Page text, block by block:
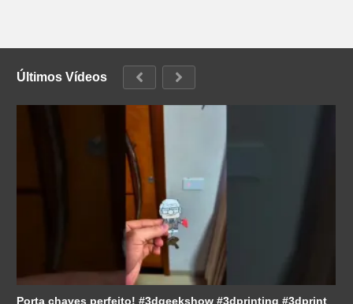
Últimos Vídeos
Porta chaves perfeito! #3dgeekshow #3dprinting #3dprint